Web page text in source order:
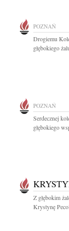
POZNAŃ
Drogiemu
głębokiego
POZNAŃ
Serdecznej
głębokiego
Z głębokim
Krystynę